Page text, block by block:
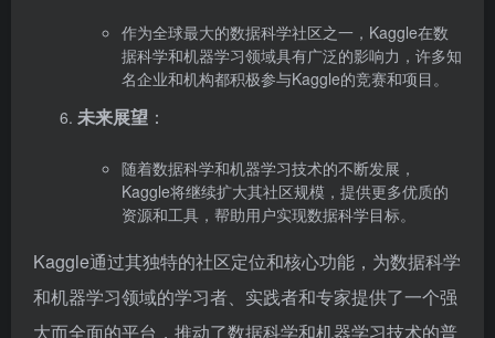
作为全球最大的数据科学社区之一，Kaggle在数
据科学和机器学习领域具有广泛的影响力，许多知
名企业和机构都积极参与Kaggle的竞赛和项目。
未来展望 ：
随着数据科学和机器学习技术的不断发展，
Kaggle将继续扩大其社区规模，提供更多优质的
资源和工具，帮助用户实现数据科学目标。
Kaggle通过其独特的社区定位和核心功能，为数据科学
和机器学习领域的学习者、实践者和专家提供了一个强
大而全面的平台，推动了数据科学和机器学习技术的普